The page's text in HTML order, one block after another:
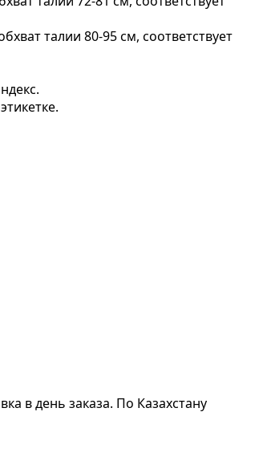
талии 80-95 см, соответствует
в день заказа. По Казахстану